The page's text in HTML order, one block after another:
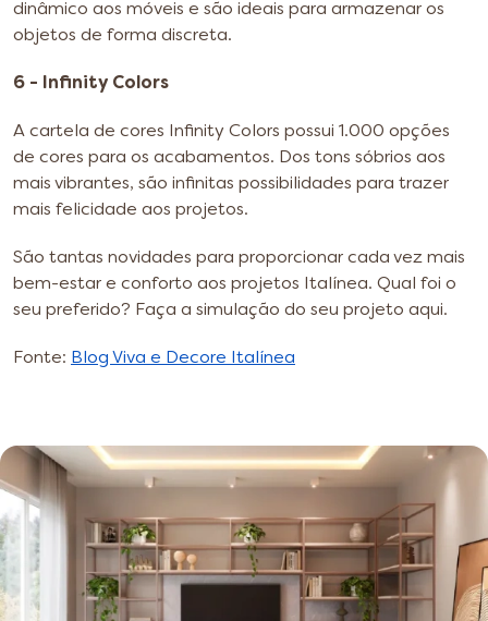
dinâmico aos móveis e são ideais para armazenar os
objetos de forma discreta.
6 - Infinity Colors
A cartela de cores Infinity Colors possui 1.000 opções
de cores para os acabamentos. Dos tons sóbrios aos
mais vibrantes, são infinitas possibilidades para trazer
mais felicidade aos projetos.
São tantas novidades para proporcionar cada vez mais
bem-estar e conforto aos projetos Italínea. Qual foi o
seu preferido? Faça a simulação do seu projeto aqui.
Fonte: Blog Viva e Decore Italínea